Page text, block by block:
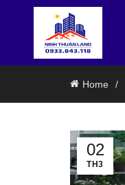
Home
02
TH3